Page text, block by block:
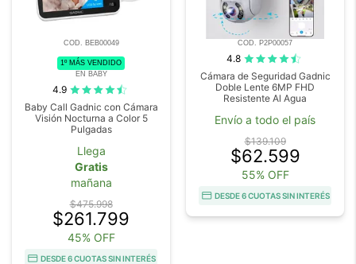
COD. BEB00049
1º MÁS VENDIDO
EN BABY
4.9
Baby Call Gadnic con Cámara
Visión Nocturna a Color 5
Pulgadas
Llega
Gratis
mañana
$475.998
$261.799
45% OFF
DESDE 6 CUOTAS SIN INTERÉS
COD. P2P00057
4.8
Cámara de Seguridad Gadnic
Doble Lente 6MP FHD
Resistente Al Agua
Envío a todo el país
$139.109
$62.599
55% OFF
DESDE 6 CUOTAS SIN INTERÉS